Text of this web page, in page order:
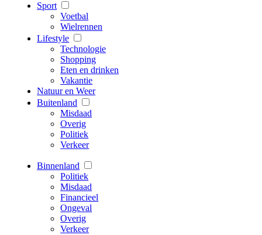
Sport
Voetbal
Wielrennen
Lifestyle
Technologie
Shopping
Eten en drinken
Vakantie
Natuur en Weer
Buitenland
Misdaad
Overig
Politiek
Verkeer
Binnenland
Politiek
Misdaad
Financieel
Ongeval
Overig
Verkeer